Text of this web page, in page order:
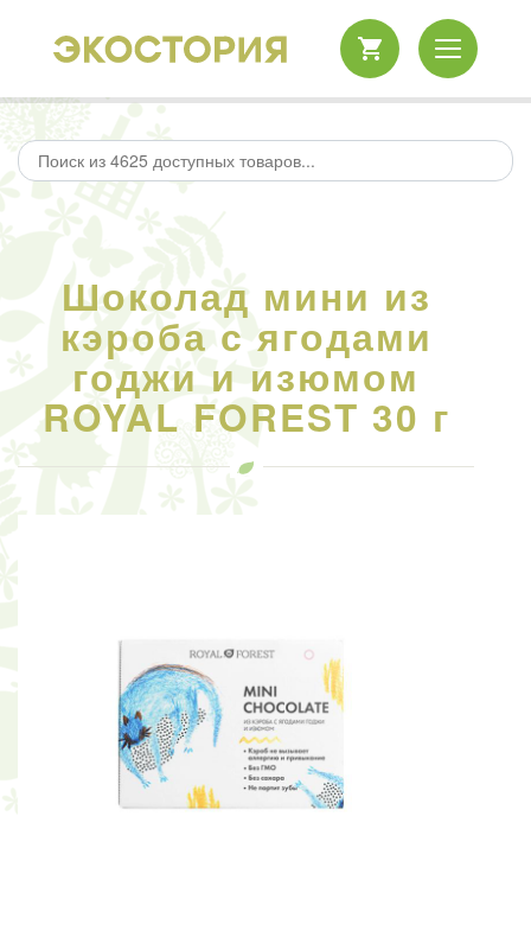
Шоколад мини из
кэроба с ягодами
годжи и изюмом
ROYAL FOREST 30 г